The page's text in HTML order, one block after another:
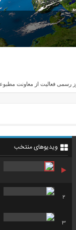
ویدیوهای منتخب
2
3